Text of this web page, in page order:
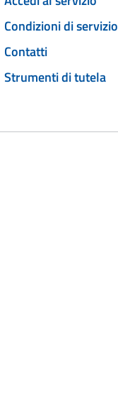
Condizioni di servizio
Contatti
Strumenti di tutela